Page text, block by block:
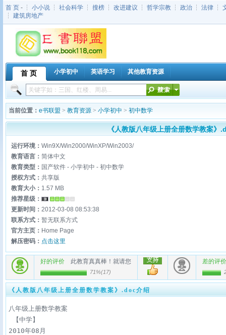
首 页 - ┆ 小小说 ┆ 社会科学 ┆ 搜榜 ┆ 改进建议 ┆ 哲学宗教 ┆ 政治 ┆ 法律 ┆
┆ 建筑房地产
首 页 小学初中 英语学习 其他教育资源
当前位置： e书联盟 > 教育资源 > 小学初中 > 初中数学
《人教版八年级上册全册数学教案》
运行环境： Win9X/Win2000/WinXP/Win2003/
教育语言： 简体中文
教育类型： 国产软件 - 小学初中 - 初中数学
授权方式： 共享版
教育大小： 1.57 MB
推荐星级：
更新时间： 2012-03-08 08:53:38
联系方式： 暂无联系方式
官方主页： Home Page
解压密码： 点击这里
好的评价 此教育真真棒！就请您
71%(17)
差的评价
《人教版八年级上册全册数学教案》.doc介绍
八年级上册数学教案
【中学】
2010年08月